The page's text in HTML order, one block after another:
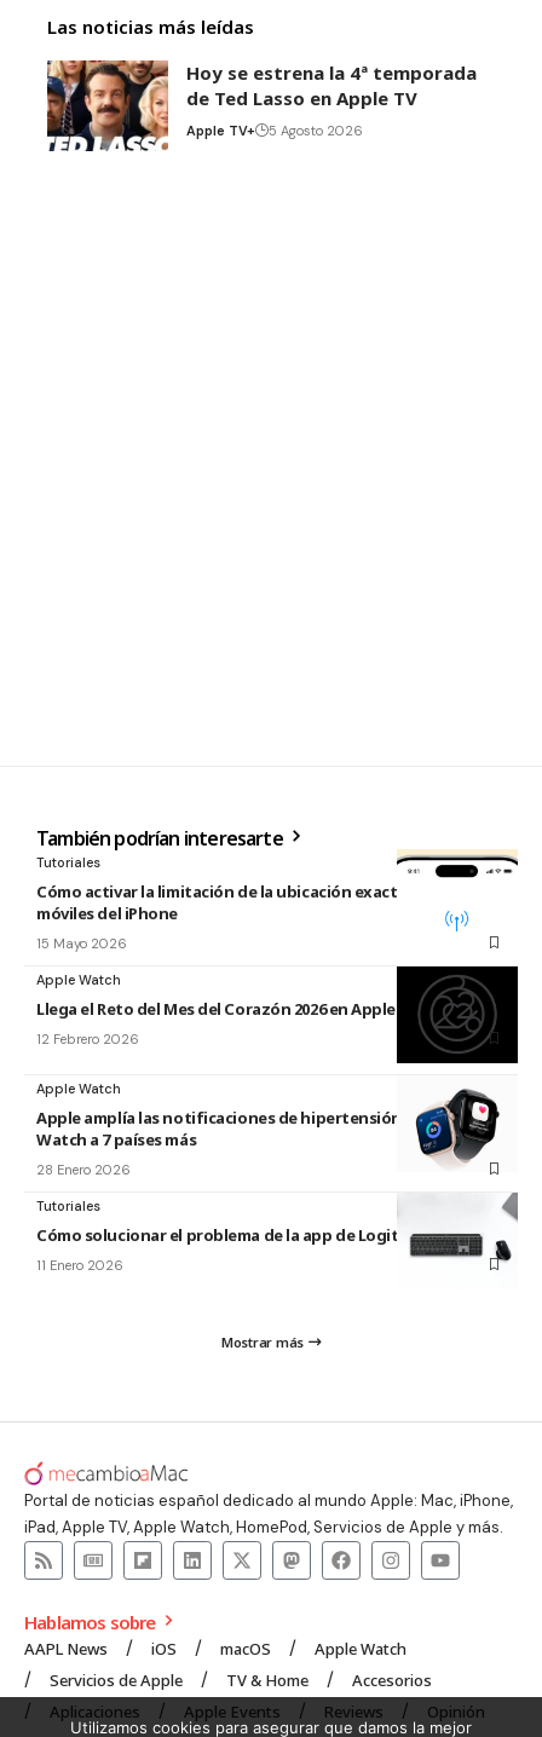
Las noticias más leídas
Hoy se estrena la 4ª temporada
de Ted Lasso en Apple TV
Apple TV+ 5 Agosto 2026
También podrían interesarte
Tutoriales
Cómo activar la limitación de la ubicación exacta para redes
móviles del iPhone
15 Mayo 2026
Apple Watch
Llega el Reto del Mes del Corazón 2026 en Apple Watch
12 Febrero 2026
Apple Watch
Apple amplía las notificaciones de hipertensión de Apple
Watch a 7 países más
28 Enero 2026
Tutoriales
Cómo solucionar el problema de la app de Logitech para Mac
11 Enero 2026
Mostrar más
Portal de noticias español dedicado al mundo Apple: Mac, iPhone,
iPad, Apple TV, Apple Watch, HomePod, Servicios de Apple y más.
Hablamos sobre
AAPL News iOS macOS
Apple Watch
Servicios de Apple
TV & Home
Accesorios
Aplicaciones
Apple Events Reviews Opinión
Utilizamos cookies para asegurar que damos la mejor